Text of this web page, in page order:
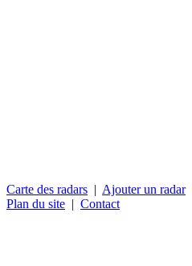
Carte des radars | Ajouter un radar
Plan du site | Contact